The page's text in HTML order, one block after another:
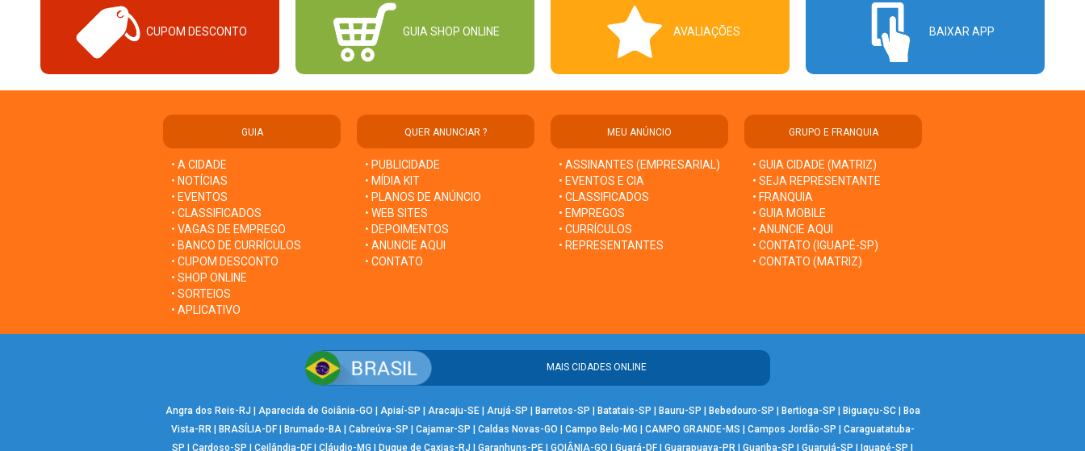
CUPOM DESCONTO GUIA SHOP ONLINE AVALIAÇÕES BAIXAR APP
GUIA
• A CIDADE
• NOTÍCIAS
• EVENTOS
• CLASSIFICADOS
• VAGAS DE EMPREGO
• BANCO DE CURRÍCULOS
• CUPOM DESCONTO
• SHOP ONLINE
• SORTEIOS
• APLICATIVO
QUER ANUNCIAR ?
• PUBLICIDADE
• MÍDIA KIT
• PLANOS DE ANÚNCIO
• WEB SITES
• DEPOIMENTOS
• ANUNCIE AQUI
• CONTATO
MEU ANÚNCIO
• ASSINANTES (EMPRESARIAL)
• EVENTOS E CIA
• CLASSIFICADOS
• EMPREGOS
• CURRÍCULOS
• REPRESENTANTES
GRUPO E FRANQUIA
• GUIA CIDADE (MATRIZ)
• SEJA REPRESENTANTE
• FRANQUIA
• GUIA MOBILE
• ANUNCIE AQUI
• CONTATO (IGUAPÉ-SP)
• CONTATO (MATRIZ)
MAIS CIDADES ONLINE
Angra dos Reis-RJ | Aparecida de Goiânia-GO | Apiaí-SP | Aracaju-SE| Arujá-SP | Barretos-SP | Batatais-SP | Bauru-SP | Bebedouro-SP | Bertioga-SP | Biguaçu-SC| Boa
Vista-RR | BRASÍLIA-DF| Brumado-BA| Cabreúva-SP | Cajamar-SP | Caldas Novas-GO | Campo Belo-MG | CAMPO GRANDE-MS | Campos Jordão-SP | Caraguatatuba-
SP | Cardoso-SP | Ceilândia-DF | Cláudio-MG | Duque de Caxias-RJ | Garanhuns-PE | GOIÂNIA-GO | Guará-DF | Guarapuava-PR | Guariba-SP | Guarujá-SP | Iguapé-SP |